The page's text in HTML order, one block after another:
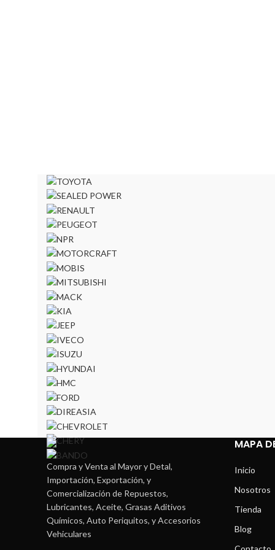
Compra y Venta al Mayor y Detal,
Importación, Exportación, y
Comercialización de Repuestos,
Lubricantes, Aceite, Grasas Aditivos
Químicos, Auto Periquitos, y Accesorios
Vehiculares
MAPA
Inicio
Nosotros
Tienda
Blog